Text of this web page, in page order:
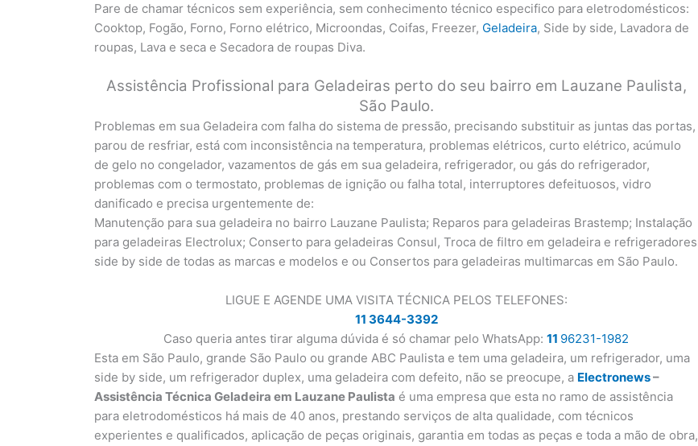
Pare de chamar técnicos sem experiência, sem conhecimento técnico especifico para eletrodomésticos:
Cooktop, Fogão, Forno, Forno elétrico, Microondas, Coifas, Freezer, Geladeira, Side by side, Lavadora de
roupas, Lava e seca e Secadora de roupas Diva.
Assistência Profissional para Geladeiras perto do seu bairro em Lauzane Paulista,
São Paulo.
Problemas em sua Geladeira com falha do sistema de pressão, precisando substituir as juntas das portas,
parou de resfriar, está com inconsistência na temperatura, problemas elétricos, curto elétrico, acúmulo
de gelo no congelador, vazamentos de gás em sua geladeira, refrigerador, ou gás do refrigerador,
problemas com o termostato, problemas de ignição ou falha total, interruptores defeituosos, vidro
danificado e precisa urgentemente de:
Manutenção para sua geladeira no bairro Lauzane Paulista; Reparos para geladeiras Brastemp; Instalação
para geladeiras Electrolux; Conserto para geladeiras Consul, Troca de filtro em geladeira e refrigeradores
side by side de todas as marcas e modelos e ou Consertos para geladeiras multimarcas em São Paulo.
LIGUE E AGENDE UMA VISITA TÉCNICA PELOS TELEFONES:
11 3644-3392
Caso queria antes tirar alguma dúvida é só chamar pelo WhatsApp: 11 96231-1982
Esta em São Paulo, grande São Paulo ou grande ABC Paulista e tem uma geladeira, um refrigerador, uma
side by side, um refrigerador duplex, uma geladeira com defeito, não se preocupe, a Electronews–
Assistência Técnica Geladeira em Lauzane Paulista é uma empresa que esta no ramo de assistência
para eletrodomésticos há mais de 40 anos, prestando serviços de alta qualidade, com técnicos
experientes e qualificados, aplicação de peças originais, garantia em todas as peças e toda a mão de obra,